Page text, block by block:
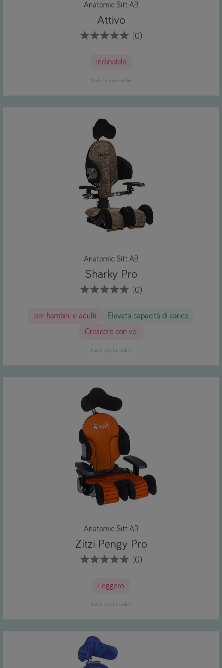
Anatomic Sitt AB
Attivo
(0)
inclinabile
Sedie terapeutiche
Anatomic Sitt AB
Sharky Pro
(0)
per bambini e adulti
Elevata capacità di carico
Crescere con voi
Ausili per la seduta
Anatomic Sitt AB
Zitzi Pengy Pro
(0)
Leggero
Ausili per la seduta